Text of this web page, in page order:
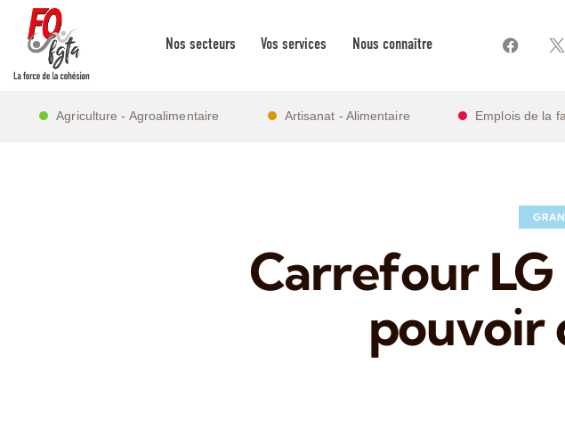
Nos secteurs Vos services Nous connaître
Agriculture - Agroalimentaire Artisanat - Alimentaire Emplois de la
Carrefour LG
pouvoir